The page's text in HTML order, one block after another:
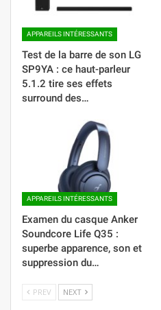
APPAREILS INTÉRESSANTS
Test de la barre de son LG
SP9YA : ce haut-parleur
5.1.2 tire ses effets
surround des…
APPAREILS INTÉRESSANTS
Examen du casque Anker
Soundcore Life Q35 :
superbe apparence, son et
suppression du…
PREV NEXT